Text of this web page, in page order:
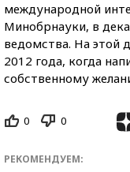
международной
Минобрнауки, в
ведомства. На этой
2012 года, когда
собственному
0 0
РЕКОМЕНДУЕМ: